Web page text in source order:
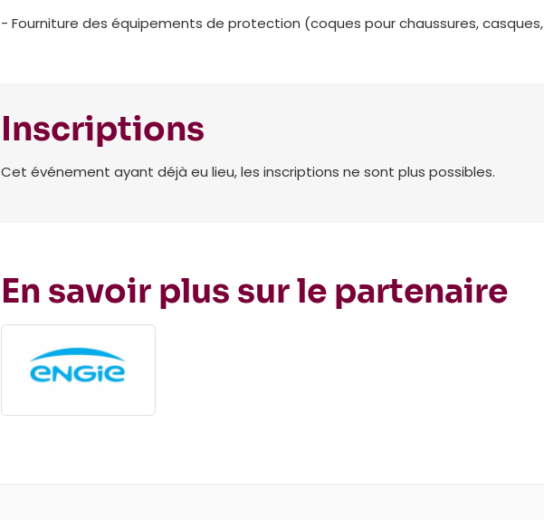
- Fourniture des équipements de protection (coques pour chaussures, casques,
Inscriptions
Cet événement ayant déjà eu lieu, les inscriptions ne sont plus possibles.
En savoir plus sur le partenaire